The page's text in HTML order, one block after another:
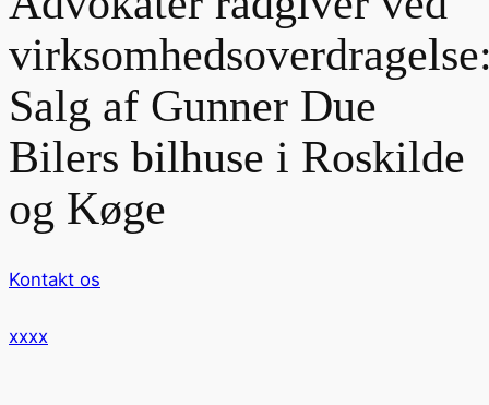
Salg af Gunner Due
Bilers bilhuse i Roskilde
og Køge
Kontakt os
xxxx